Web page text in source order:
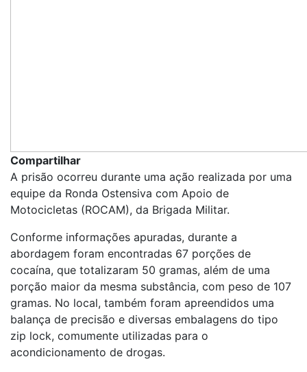
Compartilhar
A prisão ocorreu durante uma ação realizada por uma
equipe da Ronda Ostensiva com Apoio de
Motocicletas (ROCAM), da Brigada Militar.
Conforme informações apuradas, durante a
abordagem foram encontradas 67 porções de
cocaína, que totalizaram 50 gramas, além de uma
porção maior da mesma substância, com peso de 107
gramas. No local, também foram apreendidos uma
balança de precisão e diversas embalagens do tipo
zip lock, comumente utilizadas para o
acondicionamento de drogas.